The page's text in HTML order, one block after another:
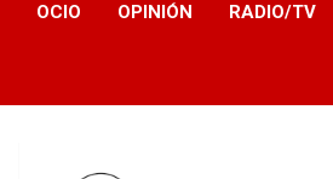
OCIO OPINIÓN RADIO/TV